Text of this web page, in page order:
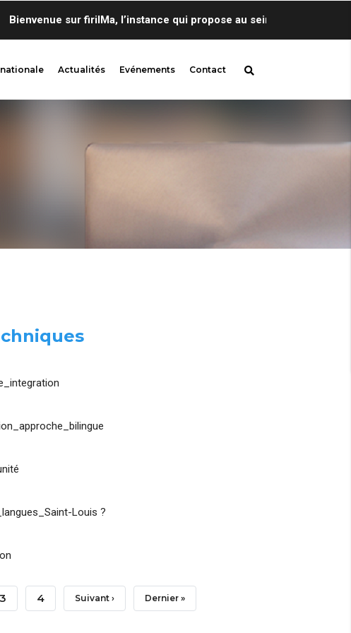
sur firilMa, l’instance qui propose au sein de Centre de
Actualités Evénements Contact
Louis ?
Page
3 Page
4 Page
Suivant › Dernière
Dernier »